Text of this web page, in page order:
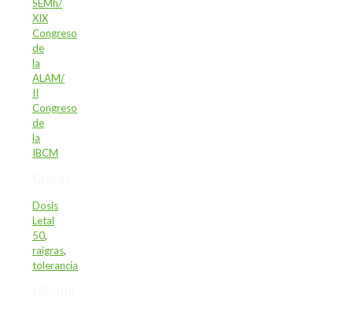
SEMh/
XIX
Congreso
de
la
ALAM/
II
Congreso
de
la
IBCM
Dosis
Letal
50,
raigras,
tolerancia